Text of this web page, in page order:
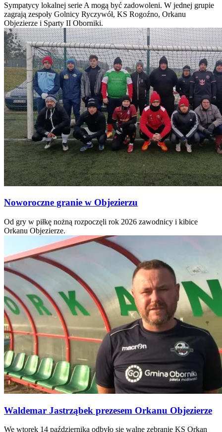
Sympatycy lokalnej serie A mogą być zadowoleni. W jednej grupie
zagrają zespoły Golnicy Ryczywół, KS Rogoźno, Orkanu
Objezierze i Sparty II Oborniki.
Noworoczne granie w Objezierzu
Od gry w piłkę nożną rozpoczęli rok 2026 zawodnicy i kibice
Orkanu Objezierze.
Waldemar Jastrząbek prezesem Orkanu Objezierze
We wtorek 14 października odbyło się walne zebranie KS Orkan